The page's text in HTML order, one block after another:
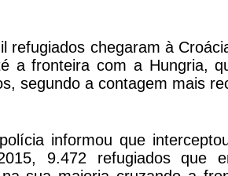
refugiados chegaram à
a fronteira com a Hungria,
segundo a contagem mais
informou que
9.472 refugiados que